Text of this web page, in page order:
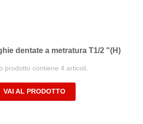
dentate a metratura T1/2 "(H)
prodotto contiene 4 articoli.
VAI AL PRODOTTO